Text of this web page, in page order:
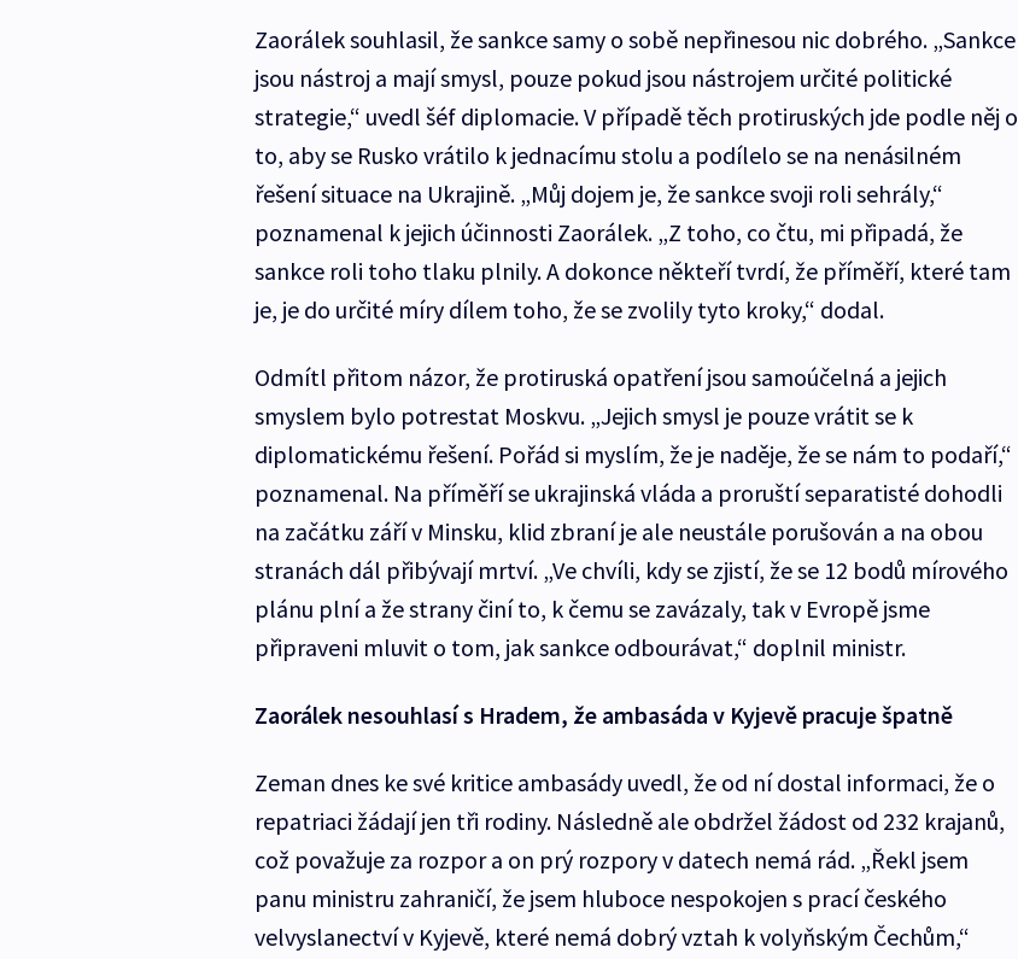
Zaorálek souhlasil, že sankce samy o sobě nepřinesou nic dobrého. „Sankce
jsou nástroj a mají smysl, pouze pokud jsou nástrojem určité politické
strategie,“ uvedl šéf diplomacie. V případě těch protiruských jde podle něj o
to, aby se Rusko vrátilo k jednacímu stolu a podílelo se na nenásilném
řešení situace na Ukrajině. „Můj dojem je, že sankce svoji roli sehrály,“
poznamenal k jejich účinnosti Zaorálek. „Z toho, co čtu, mi připadá, že
sankce roli toho tlaku plnily. A dokonce někteří tvrdí, že příměří, které tam
je, je do určité míry dílem toho, že se zvolily tyto kroky,“ dodal.
Odmítl přitom názor, že protiruská opatření jsou samoúčelná a jejich
smyslem bylo potrestat Moskvu. „Jejich smysl je pouze vrátit se k
diplomatickému řešení. Pořád si myslím, že je naděje, že se nám to podaří,“
poznamenal. Na příměří se ukrajinská vláda a proruští separatisté dohodli
na začátku září v Minsku, klid zbraní je ale neustále porušován a na obou
stranách dál přibývají mrtví. „Ve chvíli, kdy se zjistí, že se 12 bodů mírového
plánu plní a že strany činí to, k čemu se zavázaly, tak v Evropě jsme
připraveni mluvit o tom, jak sankce odbourávat,“ doplnil ministr.
Zaorálek nesouhlasí s Hradem, že ambasáda v Kyjevě pracuje špatně
Zeman dnes ke své kritice ambasády uvedl, že od ní dostal informaci, že o
repatriaci žádají jen tři rodiny. Následně ale obdržel žádost od 232 krajanů,
což považuje za rozpor a on prý rozpory v datech nemá rád. „Řekl jsem
panu ministru zahraničí, že jsem hluboce nespokojen s prací českého
velvyslanectví v Kyjevě, které nemá dobrý vztah k volyňským Čechům,“